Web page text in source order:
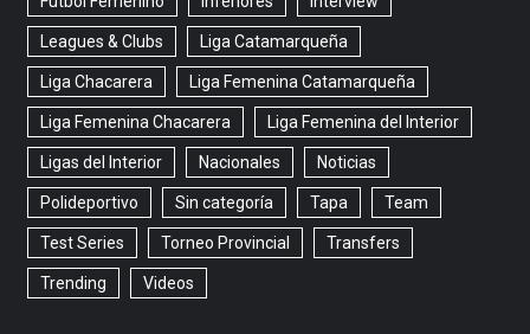
Leagues & Clubs Liga Catamarqueña
Liga Chacarera Liga Femenina Catamarqueña
Liga Femenina Chacarera Liga Femenina del Interior
Ligas del Interior Nacionales Noticias
Polideportivo Sin categoría Tapa Team
Test Series Torneo Provincial Transfers
Trending Videos